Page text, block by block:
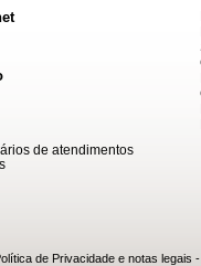
de atendimentos
de Privacidade e notas legais